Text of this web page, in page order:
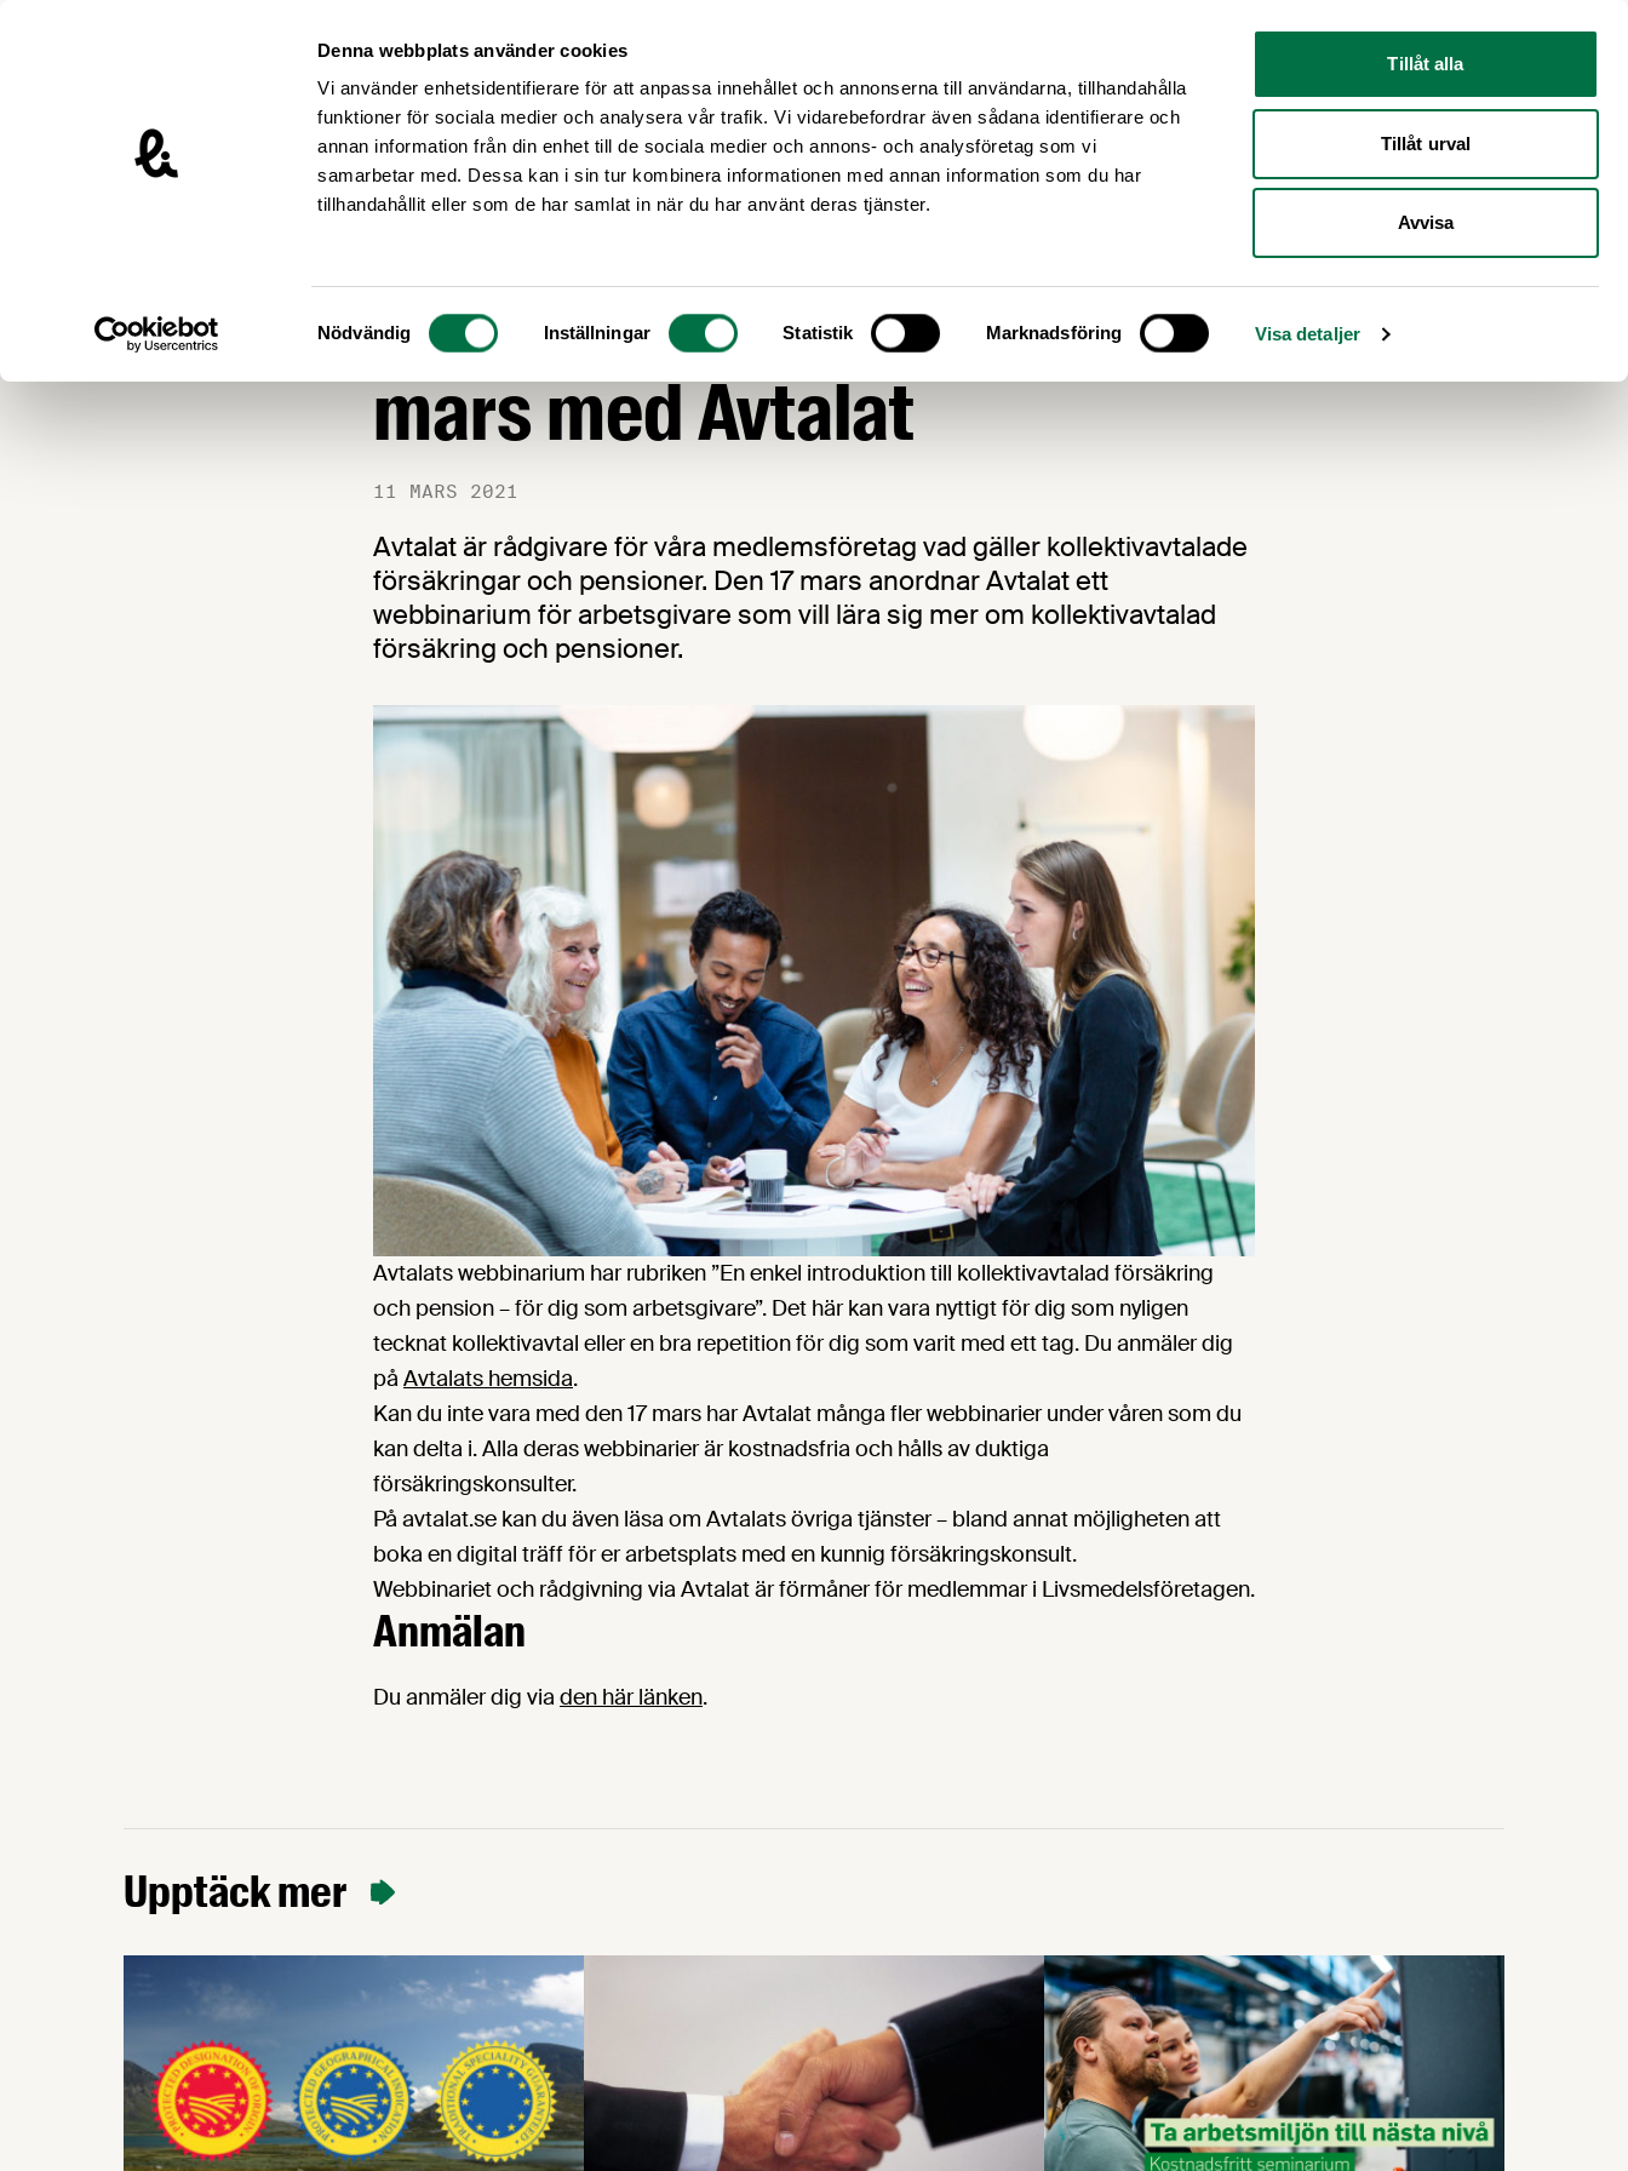
Denna webbplats använder cookies
Vi använder enhetsidentifierare för att anpassa innehållet och annonserna till användarna, tillhandahålla
funktioner för sociala medier och analysera vår trafik. Vi vidarebefordrar även sådana identifierare och
annan information från din enhet till de sociala medier och annons- och analysföretag som vi
samarbetar med. Dessa kan i sin tur kombinera informationen med annan information som du har
tillhandahållit eller som de har samlat in när du har använt deras tjänster.
Samtyckesval
Nödvändig Inställningar Statistik Marknadsföring Visa detaljer
Tillåt alla
Tillåt urval
Avvisa
Livsmedelsföretagen – till startsidan
Nyheter
Fira Kollektivavtalets dag 17
mars med Avtalat
11 MARS 2021
Avtalat är rådgivare för våra medlemsföretag vad gäller kollektivavtalade
försäkringar och pensioner. Den 17 mars anordnar Avtalat ett
webbinarium för arbetsgivare som vill lära sig mer om kollektivavtalad
försäkring och pensioner.
Avtalats webbinarium har rubriken ”En enkel introduktion till kollektivavtalad försäkring
och pension – för dig som arbetsgivare”. Det här kan vara nyttigt för dig som nyligen
tecknat kollektivavtal eller en bra repetition för dig som varit med ett tag. Du anmäler dig
på Avtalats hemsida.
Kan du inte vara med den 17 mars har Avtalat många fler webbinarier under våren som du
kan delta i. Alla deras webbinarier är kostnadsfria och hålls av duktiga
försäkringskonsulter.
På avtalat.se kan du även läsa om Avtalats övriga tjänster – bland annat möjligheten att
boka en digital träff för er arbetsplats med en kunnig försäkringskonsult.
Webbinariet och rådgivning via Avtalat är förmåner för medlemmar i Livsmedelsföretagen.
Anmälan
Du anmäler dig via den här länken.
Upptäck mer